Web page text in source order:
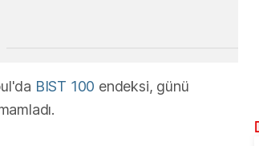
BIST 100 endeksi, günü